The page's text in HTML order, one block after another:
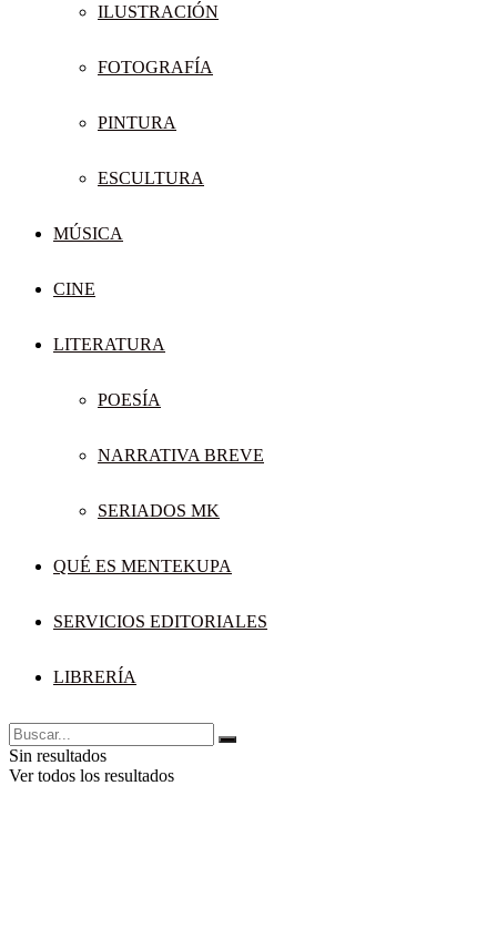
ILUSTRACIÓN
FOTOGRAFÍA
PINTURA
ESCULTURA
MÚSICA
CINE
LITERATURA
POESÍA
NARRATIVA BREVE
SERIADOS MK
QUÉ ES MENTEKUPA
SERVICIOS EDITORIALES
LIBRERÍA
Sin resultados
Ver todos los resultados